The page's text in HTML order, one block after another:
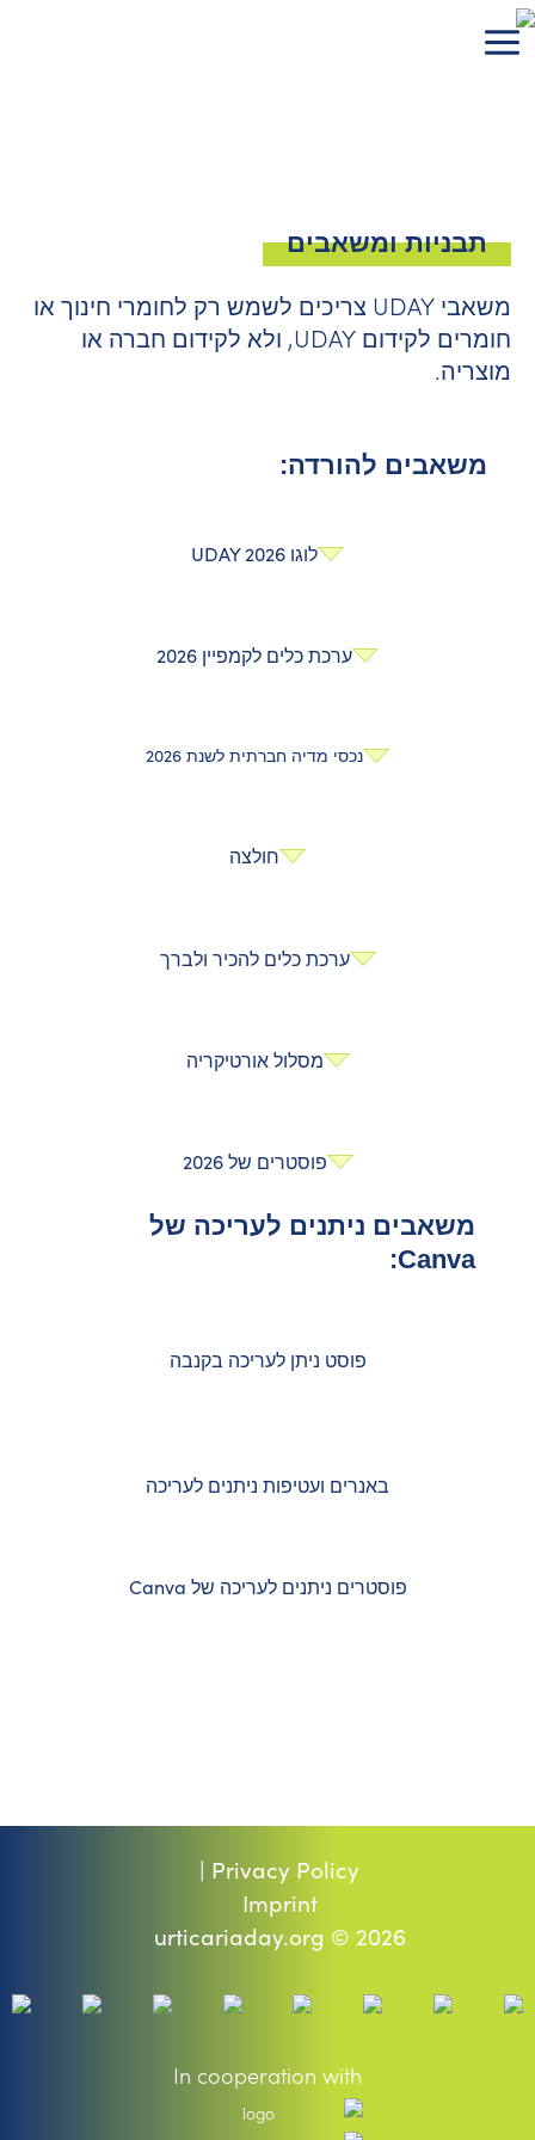
דילוג
לתוכן
תבניות ומשאבים
משאבי UDAY צריכים לשמש רק לחומרי חינוך או
חומרים לקידום UDAY, ולא לקידום חברה או
מוצריה.
משאבים להורדה:
לוגו UDAY 2026
ערכת כלים לקמפיין 2026
נכסי מדיה חברתית לשנת 2026
חולצה
פוסטרים של 2026
מסלול אורטיקריה
ערכת כלים להכיר ולברך
משאבים ניתנים לעריכה של
Canva:
פוסט ניתן לעריכה בקנבה
באנרים ועטיפות ניתנים לעריכה
פוסטרים ניתנים לעריכה של Canva
Privacy Policy |
Imprint
2026 © urticariaday.org
In cooperation with